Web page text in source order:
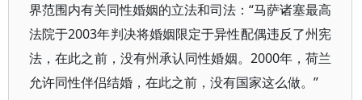
界范围内有关同性婚姻的立法和司法：“马萨诸塞最高
法院于2003年判决将婚姻限定于异性配偶违反了州宪
法，在此之前，没有州承认同性婚姻。2000年，荷兰
允许同性伴侣结婚，在此之前，没有国家这么做。”